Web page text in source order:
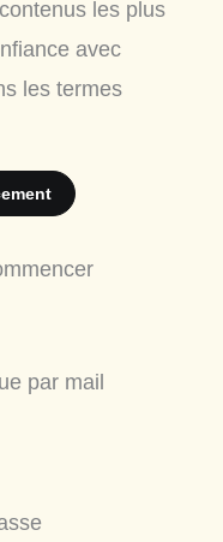
les plus
avec
les termes
par mail